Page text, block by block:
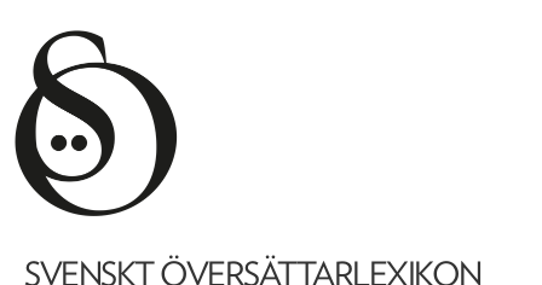
SVENSKT ÖVERSÄTTARLEXIKON